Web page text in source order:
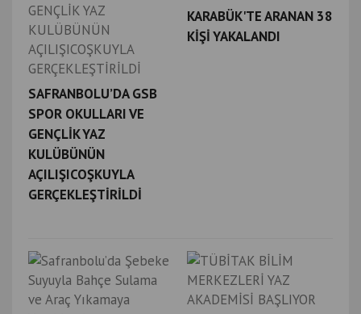
SAFRANBOLU’DA GSB
SPOR OKULLARI VE
GENÇLİK YAZ
KULÜBÜNÜN
AÇILIŞICOŞKUYLA
GERÇEKLEŞTİRİLDİ
KARABÜK'TE ARANAN 38
KİŞİ YAKALANDI